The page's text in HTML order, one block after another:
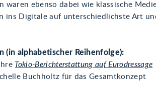
waren ebenso dabei wie klassische
ins Digitale auf unterschiedlichste Art
(in alphabetischer Reihenfolge):
Tokio-Berichterstattung auf Eurodressage
Buchholtz für das Gesamtkonzept